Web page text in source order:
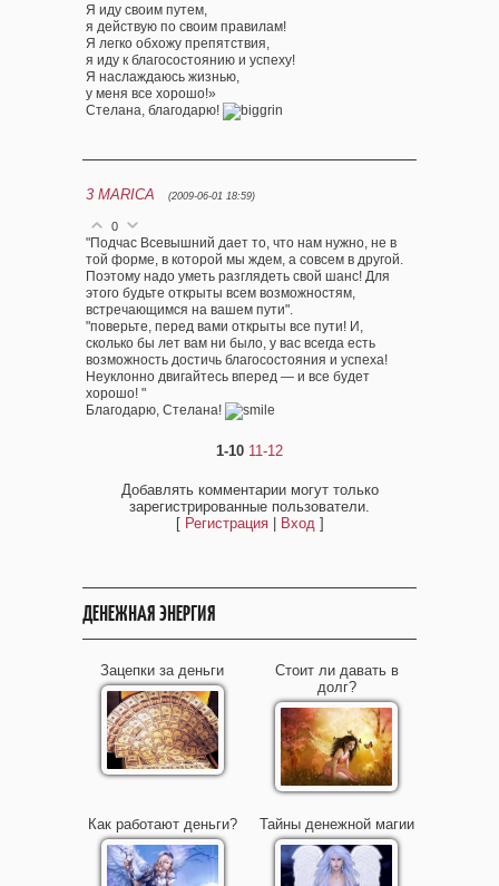
Я иду своим путем,
я действую по своим правилам!
Я легко обхожу препятствия,
я иду к благосостоянию и успеху!
Я наслаждаюсь жизнью,
у меня все хорошо!»
Стелана, благодарю!
3 MARICA (2009-06-01 18:59)
0
"Подчас Всевышний дает то, что нам нужно, не в
той форме, в которой мы ждем, а совсем в другой.
Поэтому надо уметь разглядеть свой шанс! Для
этого будьте открыты всем возможностям,
встречающимся на вашем пути".
"поверьте, перед вами открыты все пути! И,
сколько бы лет вам ни было, у вас всегда есть
возможность достичь благосостояния и успеха!
Неуклонно двигайтесь вперед — и все будет
хорошо! "
Благодарю, Стелана!
1-10 11-12
Добавлять комментарии могут только
зарегистрированные пользователи.
[ Регистрация| Вход]
ДЕНЕЖНАЯ ЭНЕРГИЯ
Зацепки за деньги
Стоит ли давать в
долг?
Как работают деньги? Тайны денежной магии